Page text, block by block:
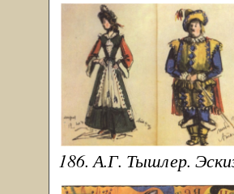
186. А.Г. Тышлер.